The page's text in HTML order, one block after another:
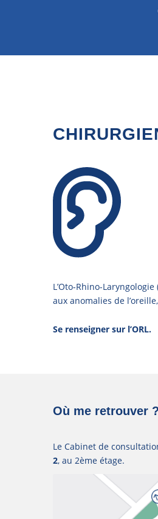
L’Oto-Rhino-
aux anomalies de
Se renseigner sur l’ORL.
Où me retrouver ?
Le Cabinet de
2, au 2ème étage.